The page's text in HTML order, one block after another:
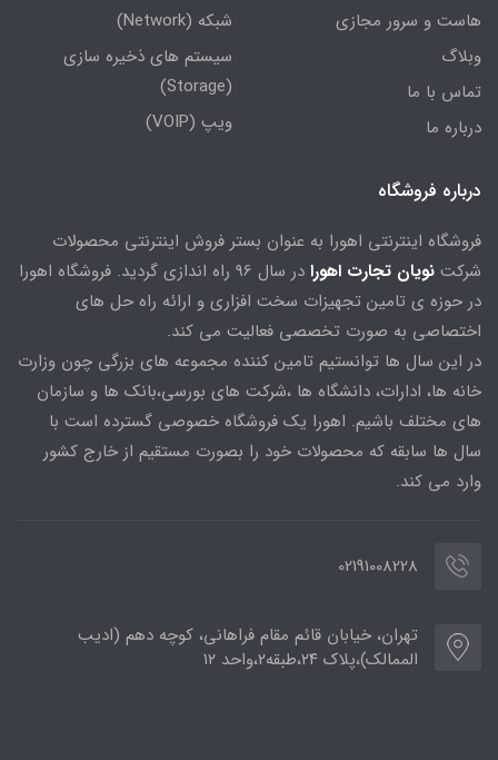
هاست و سرور مجازی
وبلاگ
تماس با ما
درباره ما
شبکه (Network)
سیستم های ذخیره سازی
(Storage)
ویپ (VOIP)
درباره فروشگاه
فروشگاه اینترنتی اهورا به عنوان بستر فروش اینترنتی محصولات
شرکت نویان تجارت اهورا
در سال 96 راه اندازی گردید. فروشگاه اهورا
در حوزه ی تامین تجهیزات سخت افزاری و ارائه راه حل های
اختصاصی به صورت تخصصی فعالیت می کند.
در این سال ها توانستیم تامین کننده مجموعه های بزرگی چون وزارت
خانه ها، ادارات، دانشگاه ها ،شرکت های بورسی،بانک ها و سازمان
های مختلف باشیم. اهورا یک فروشگاه خصوصی گسترده است با
سال ها سابقه که محصولات خود را بصورت مستقیم از خارج کشور
وارد می کند.
02191008228
تهران، خیابان قائم مقام فراهانی، کوچه دهم (ادیب
الممالک)،پلاک ۲۴،طبقه۲،واحد ۱۲